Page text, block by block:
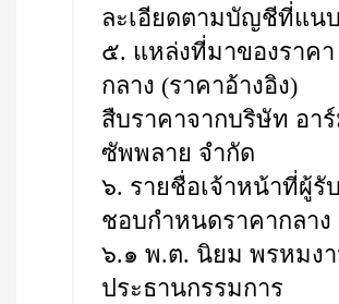
ละเอียดตามบัญชีที่แนบ
๕. แหล่งที่มาของราคา
กลาง (ราคาอ้างอิง)
สืบราคาจากบริษัท อา
ซัพพลาย จำกัด
๖. รายชื่อเจ้าหน้าที่ผู้รั
ชอบกำหนดราคากลาง
๖.๑ พ.ต. นิยม พรหมง
ประธานกรรมการ